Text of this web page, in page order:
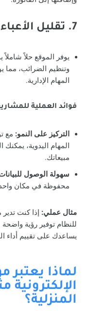
7. تقليل الأعباء الإدارية وزيادة الإنتاجية
يوفر الموقع حلاً شاملاً
وتنظيم الضرائب، مما
المهام الإدارية.
فوائد العملية
التركيز على النمو: مع
المهام اليدوية،
مبيعاتك.
سهولة الوصول
محفوظة في مكان
مثال عملي: إذا كنت
للنظام توفير رؤية واضحة
يساعدك على تقييم أداء
لماذا يعتبر
الإلكترونية
المنزلية؟